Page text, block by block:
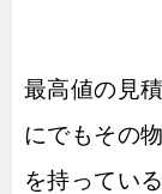
最高値の見
にでもその
を持ってい